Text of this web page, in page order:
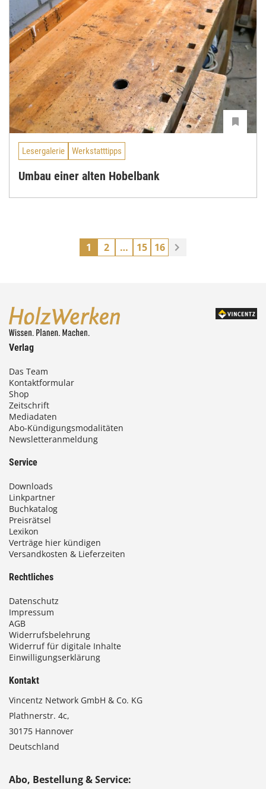
Lesergalerie Werkstatttipps
Umbau einer alten Hobelbank
1 2 … 15 16
Verlag
Das Team
Kontaktformular
Shop
Zeitschrift
Mediadaten
Abo-Kündigungsmodalitäten
Newsletteranmeldung
Service
Downloads
Linkpartner
Buchkatalog
Preisrätsel
Lexikon
Verträge hier kündigen
Versandkosten & Lieferzeiten
Rechtliches
Datenschutz
Impressum
AGB
Widerrufsbelehrung
Widerruf für digitale Inhalte
Einwilligungserklärung
Kontakt
Vincentz Network GmbH & Co. KG
Plathnerstr. 4c,
30175 Hannover
Deutschland
Abo, Bestellung & Service: